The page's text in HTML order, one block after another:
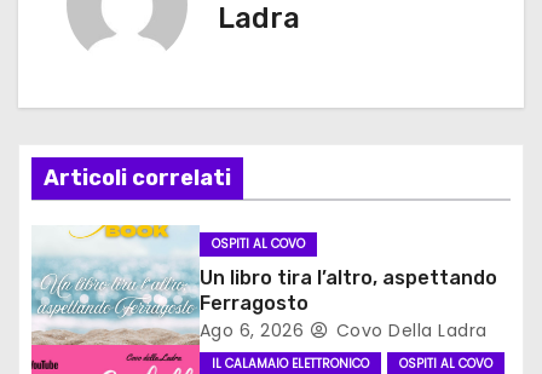
z
i
o
n
e
Ladra
Articoli correlati
OSPITI AL COVO
Un libro tira l’altro, aspettando
Ferragosto
Ago 6, 2026 Covo Della Ladra
IL CALAMAIO ELETTRONICO OSPITI AL COVO